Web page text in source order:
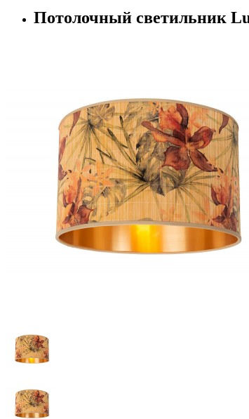
Потолочный светильник